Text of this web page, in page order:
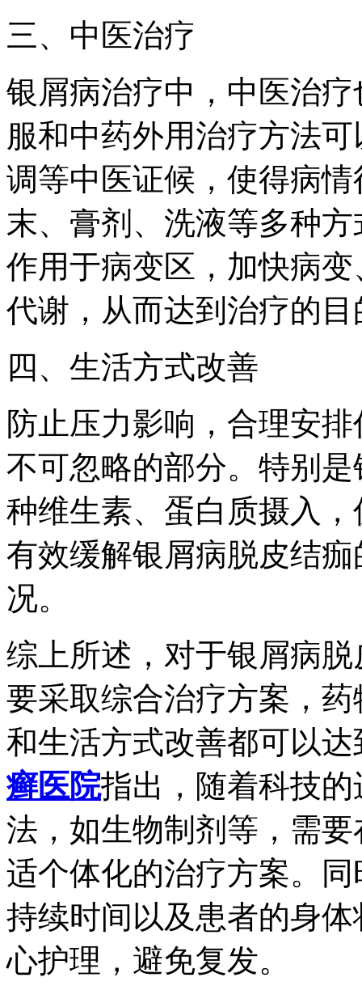
三、中医治疗
银屑病治疗中，中医治
服和中药外用治疗方法
调等中医证候，使得病
末、膏剂、洗液等多种
作用于病变区，加快病
代谢，从而达到治疗的目
四、生活方式改善
防止压力影响，合理安
不可忽略的部分。特别
种维生素、蛋白质摄入
有效缓解银屑病脱皮结
况。
综上所述，对于银屑病
要采取综合治疗方案，
和生活方式改善都可以
癣医院指出，随着科技
法，如生物制剂等，需
适个体化的治疗方案。
持续时间以及患者的身
心护理，避免复发。